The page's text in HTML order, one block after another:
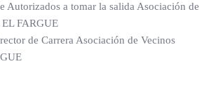
Autorizados a tomar la salida Asociación de
FARGUE
de Carrera Asociación de Vecinos